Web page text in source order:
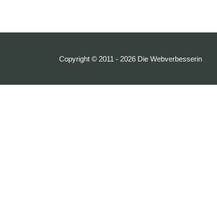
Copyright © 2011 - 2026 Die Webverbesserin